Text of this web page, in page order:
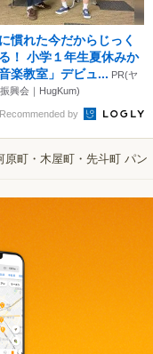
慣れた今だからじっく
！ 小学１年生夏休みか
楽教室」デビュ... PR(ヤ
興会｜HugKum)
Recommended by
原町・木屋町・先斗町 パン